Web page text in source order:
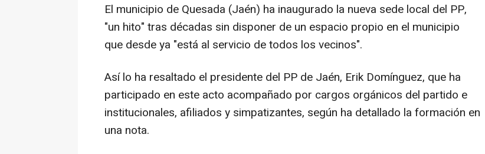
El municipio de Quesada (Jaén) ha inaugurado la nueva sede local del PP,
"un hito" tras décadas sin disponer de un espacio propio en el municipio
que desde ya "está al servicio de todos los vecinos".
Así lo ha resaltado el presidente del PP de Jaén, Erik Domínguez, que ha
participado en este acto acompañado por cargos orgánicos del partido e
institucionales, afiliados y simpatizantes, según ha detallado la formación en
una nota.